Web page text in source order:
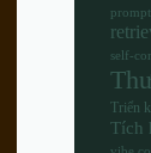
self-
Triển
Tích